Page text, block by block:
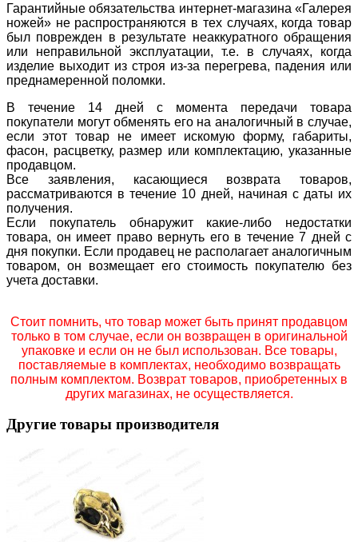
Гарантийные обязательства интернет-магазина «Галерея
ножей» не распространяются в тех случаях, когда товар
был поврежден в результате неаккуратного обращения
или неправильной эксплуатации, т.е. в случаях, когда
изделие выходит из строя из-за перегрева, падения или
преднамеренной поломки.
В течение 14 дней с момента передачи товара
покупатели могут обменять его на аналогичный в случае,
если этот товар не имеет искомую форму, габариты,
фасон, расцветку, размер или комплектацию, указанные
продавцом.
Все заявления, касающиеся возврата товаров,
рассматриваются в течение 10 дней, начиная с даты их
получения.
Если покупатель обнаружит какие-либо недостатки
товара, он имеет право вернуть его в течение 7 дней с
дня покупки. Если продавец не располагает аналогичным
товаром, он возмещает его стоимость покупателю без
учета доставки.
Стоит помнить, что товар может быть принят продавцом
только в том случае, если он возвращен в оригинальной
упаковке и если он не был использован. Все товары,
поставляемые в комплектах, необходимо возвращать
полным комплектом. Возврат товаров, приобретенных в
других магазинах, не осуществляется.
Другие товары производителя